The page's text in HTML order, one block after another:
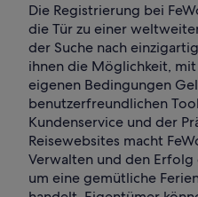
Die Registrierung bei
die Tür zu einer
der Suche nach
ihnen die Möglichkeit,
eigenen Bedingungen
benutzerfreundlichen
Kundenservice und der
Reisewebsites macht
Verwalten und den Erfolg
um eine gemütliche